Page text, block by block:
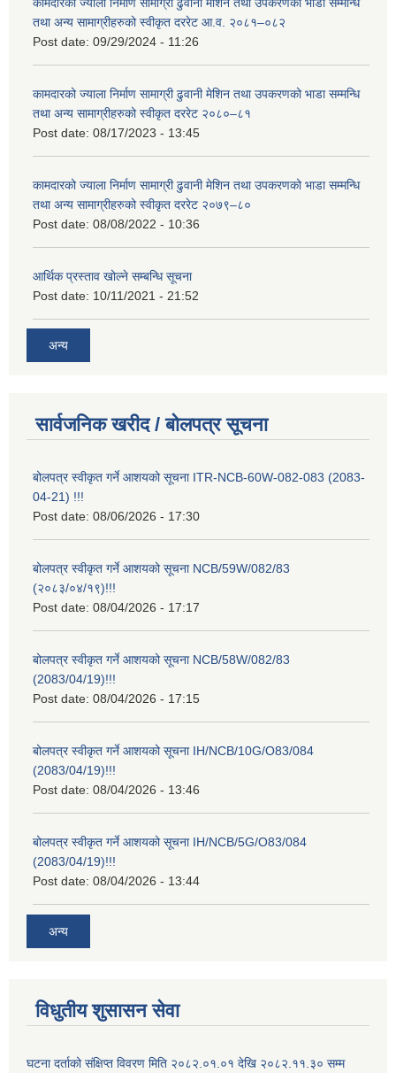
तथा अन्य सामाग्रीहरुको स्वीकृत दररेट आ.व. २०८१–०८२
Post date: 09/29/2024 - 11:26
कामदारको ज्याला निर्माण सामाग्री ढुवानी मेशिन तथा उपकरणको भाडा सम्मन्धि
तथा अन्य सामाग्रीहरुको स्वीकृत दररेट २०८०–८१
Post date: 08/17/2023 - 13:45
कामदारको ज्याला निर्माण सामाग्री ढुवानी मेशिन तथा उपकरणको भाडा सम्मन्धि
तथा अन्य सामाग्रीहरुको स्वीकृत दररेट २०७९–८०
Post date: 08/08/2022 - 10:36
आर्थिक प्रस्ताव खोल्ने सम्बन्धि सूचना
Post date: 10/11/2021 - 21:52
अन्य
सार्वजनिक खरीद / बोलपत्र सूचना
बोलपत्र स्वीकृत गर्ने आशयको सूचना ITR-NCB-60W-082-083 (2083-
04-21) !!!
Post date: 08/06/2026 - 17:30
बोलपत्र स्वीकृत गर्ने आशयको सूचना NCB/59W/082/83
(२०८३/०४/१९)!!!
Post date: 08/04/2026 - 17:17
बोलपत्र स्वीकृत गर्ने आशयको सूचना NCB/58W/082/83
(2083/04/19)!!!
Post date: 08/04/2026 - 17:15
बोलपत्र स्वीकृत गर्ने आशयको सूचना IH/NCB/10G/O83/084
(2083/04/19)!!!
Post date: 08/04/2026 - 13:46
बोलपत्र स्वीकृत गर्ने आशयको सूचना IH/NCB/5G/O83/084
(2083/04/19)!!!
Post date: 08/04/2026 - 13:44
अन्य
विधुतीय शुसासन सेवा
घटना दर्ताको संक्षिप्त विवरण मिति २०८२.०१.०१ देखि २०८२.११.३० सम्म